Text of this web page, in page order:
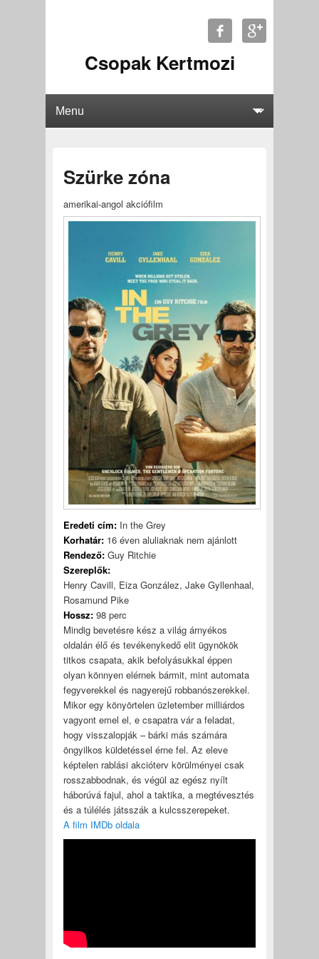
Csopak Kertmozi
Szürke zóna
amerikai-angol akciófilm
Eredeti cím: In the Grey
Korhatár: 16 éven aluliaknak nem ajánlott
Rendező: Guy Ritchie
Szereplők:
Henry Cavill, Eiza González, Jake Gyllenhaal,
Rosamund Pike
Hossz: 98 perc
Mindig bevetésre kész a világ árnyékos
oldalán élő és tevékenykedő elit ügynökök
titkos csapata, akik befolyásukkal éppen
olyan könnyen elérnek bármit, mint automata
fegyverekkel és nagyerejű robbanószerekkel.
Mikor egy könyörtelen üzletember milliárdos
vagyont emel el, e csapatra vár a feladat,
hogy visszalopják – bárki más számára
öngyilkos küldetéssel érne fel. Az eleve
képtelen rablási akcióterv körülményei csak
rosszabbodnak, és végül az egész nyílt
háborúvá fajul, ahol a taktika, a megtévesztés
és a túlélés játsszák a kulcsszerepeket.
A film IMDb oldala